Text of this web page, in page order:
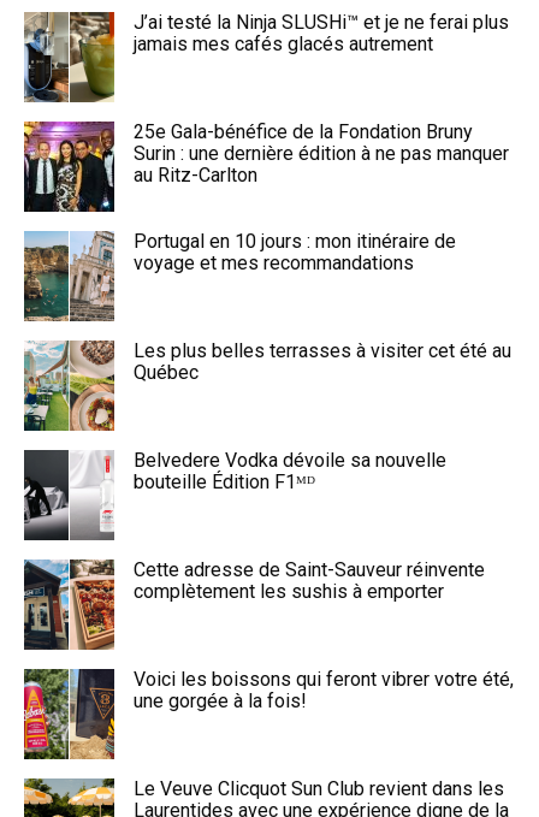
J’ai testé la Ninja SLUSHi™ et je ne ferai plus
jamais mes cafés glacés autrement
25e Gala-bénéfice de la Fondation Bruny
Surin : une dernière édition à ne pas manquer
au Ritz-Carlton
Portugal en 10 jours : mon itinéraire de
voyage et mes recommandations
Les plus belles terrasses à visiter cet été au
Québec
Belvedere Vodka dévoile sa nouvelle
bouteille Édition F1ᴹᴰ
Cette adresse de Saint-Sauveur réinvente
complètement les sushis à emporter
Voici les boissons qui feront vibrer votre été,
une gorgée à la fois!
Le Veuve Clicquot Sun Club revient dans les
Laurentides avec une expérience digne de la